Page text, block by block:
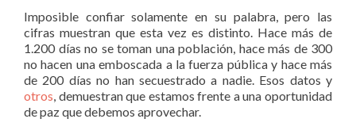
Imposible confiar solamente en su palabra, pero las
cifras muestran que esta vez es distinto. Hace más de
1.200 días no se toman una población, hace más de 300
no hacen una emboscada a la fuerza pública y hace más
de 200 días no han secuestrado a nadie. Esos datos y
otros, demuestran que estamos frente a una oportunidad
de paz que debemos aprovechar.